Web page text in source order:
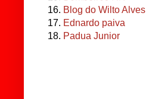
16. Blog do Wilto Alves
17. Ednardo paiva
18. Padua Junior